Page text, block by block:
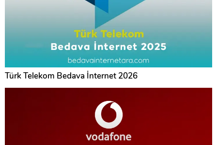
Türk Telekom Bedava İnternet 2026